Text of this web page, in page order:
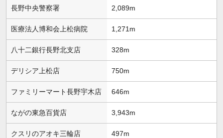
長野中央警察署 2,089m
医療法人博和会上松病院 1,271m
八十二銀行長野北支店 328m
デリシア上松店 750m
ファミリーマート長野宇木店 646m
ながの東急百貨店 3,943m
クスリのアオキ三輪店 497m